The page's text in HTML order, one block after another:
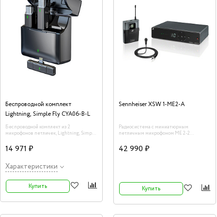
Беспроводной комплект
Lightning, Simple Fly CYA06-B-L
Беспроводной комплект из 2
микрофонов петличек, Lightning, Simple
14 971 ₽
Характеристики
Купить
Sennheiser XSW 1-ME2-A
Радиосистема с миниатюрным
петличным микрофоном ME 2-2
42 990 ₽
Купить